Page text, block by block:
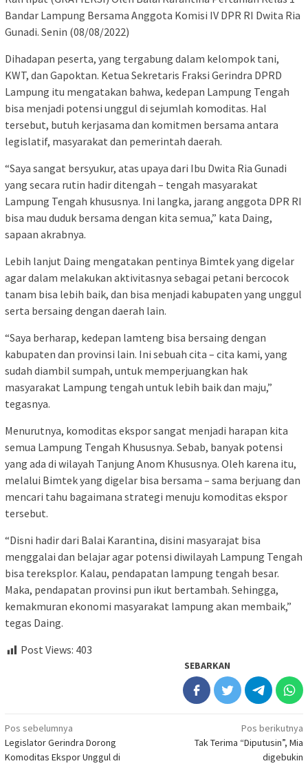
Bandar Lampung Bersama Anggota Komisi IV DPR RI Dwita Ria
Gunadi. Senin (08/08/2022)
Dihadapan peserta, yang tergabung dalam kelompok tani,
KWT, dan Gapoktan. Ketua Sekretaris Fraksi Gerindra DPRD
Lampung itu mengatakan bahwa, kedepan Lampung Tengah
bisa menjadi potensi unggul di sejumlah komoditas. Hal
tersebut, butuh kerjasama dan komitmen bersama antara
legislatif, masyarakat dan pemerintah daerah.
“Saya sangat bersyukur, atas upaya dari Ibu Dwita Ria Gunadi
yang secara rutin hadir ditengah – tengah masyarakat
Lampung Tengah khususnya. Ini langka, jarang anggota DPR RI
bisa mau duduk bersama dengan kita semua,” kata Daing,
sapaan akrabnya.
Lebih lanjut Daing mengatakan pentinya Bimtek yang digelar
agar dalam melakukan aktivitasnya sebagai petani bercocok
tanam bisa lebih baik, dan bisa menjadi kabupaten yang unggul
serta bersaing dengan daerah lain.
“Saya berharap, kedepan lamteng bisa bersaing dengan
kabupaten dan provinsi lain. Ini sebuah cita – cita kami, yang
sudah diambil sumpah, untuk memperjuangkan hak
masyarakat Lampung tengah untuk lebih baik dan maju,”
tegasnya.
Menurutnya, komoditas ekspor sangat menjadi harapan kita
semua Lampung Tengah Khususnya. Sebab, banyak potensi
yang ada di wilayah Tanjung Anom Khususnya. Oleh karena itu,
melalui Bimtek yang digelar bisa bersama – sama berjuang dan
mencari tahu bagaimana strategi menuju komoditas ekspor
tersebut.
“Disni hadir dari Balai Karantina, disini masyarajat bisa
menggalai dan belajar agar potensi diwilayah Lampung Tengah
bisa tereksplor. Kalau, pendapatan lampung tengah besar.
Maka, pendapatan provinsi pun ikut bertambah. Sehingga,
kemakmuran ekonomi masyarakat lampung akan membaik,”
tegas Daing.
Post Views: 403
SEBARKAN
Navigasi
pos
Pos sebelumnya
Legislator Gerindra Dorong
Komoditas Ekspor Unggul di
Pos berikutnya
Tak Terima “Diputusin”, Mia
digebukin